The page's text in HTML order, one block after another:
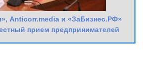
Anticorr.media и «ЗаБизнес.РФ»
прием предпринимателей